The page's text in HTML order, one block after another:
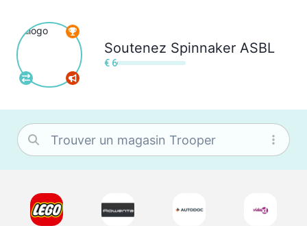
Soutenez Spinnaker ASBL
€ 6